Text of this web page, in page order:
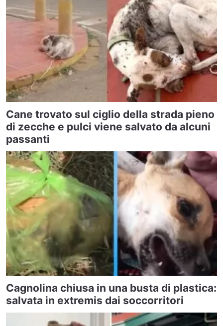
Cane trovato sul ciglio della strada pieno
di zecche e pulci viene salvato da alcuni
passanti
Cagnolina chiusa in una busta di plastica:
salvata in extremis dai soccorritori